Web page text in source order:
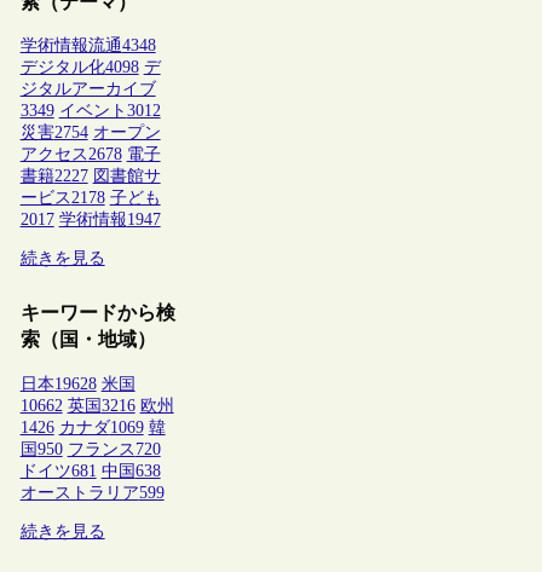
学術情報流通4348
デジタル化4098 デ
ジタルアーカイブ
3349 イベント 3012
災害2754 オープン
アクセス2678 電子
書籍2227 図書館サ
ービス2178 子ども
2017 学術情報1947
続きを見る
キーワードから検
索（国・地域）
日本19628 米国
10662 英国3216 欧州
1426 カナダ1069 韓
国950 フランス 720
ドイツ681 中国638
オーストラリア599
続きを見る